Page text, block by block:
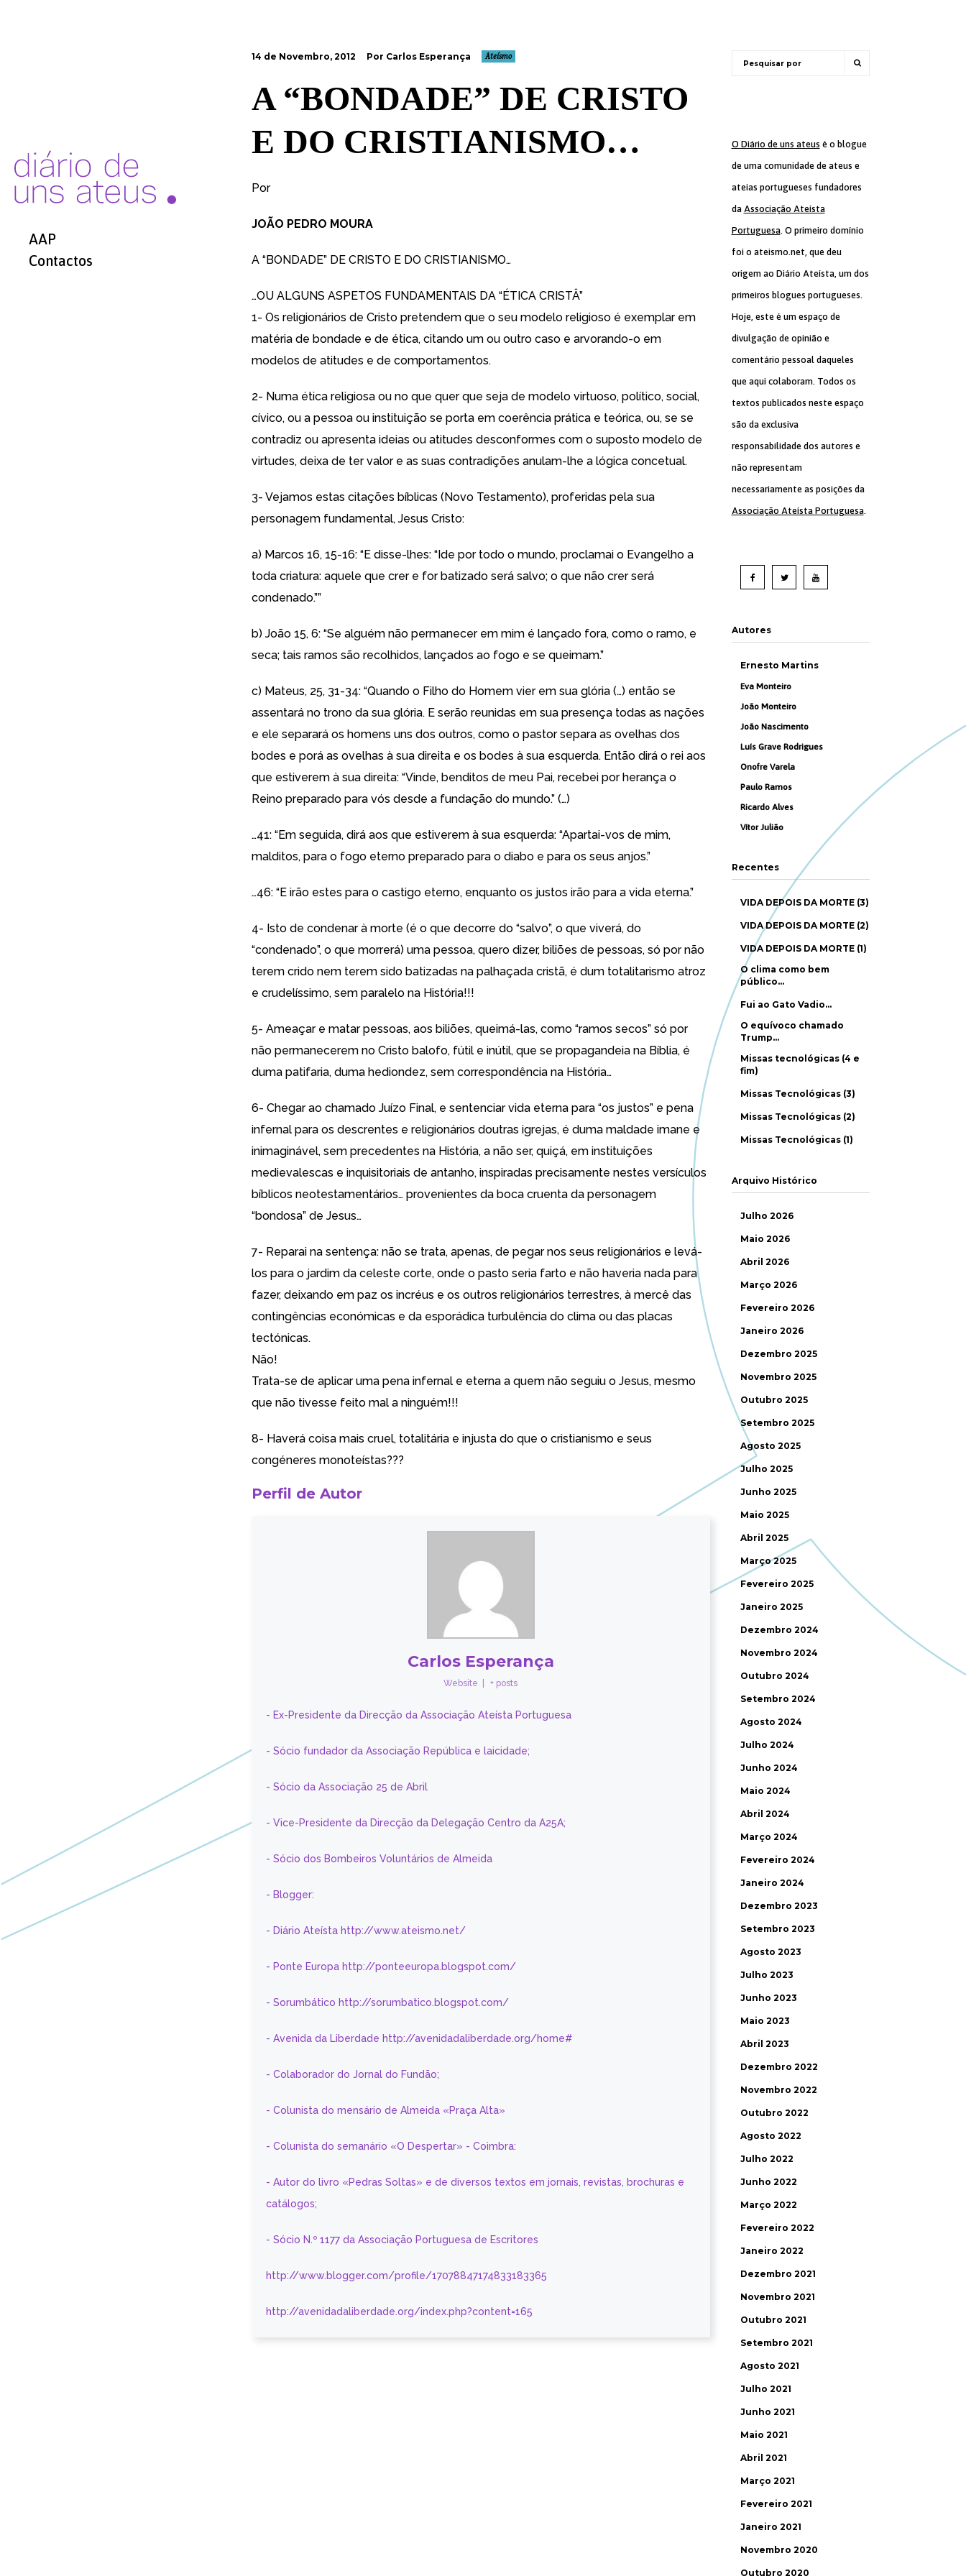
AAP
Contactos
14 de Novembro, 2012 Por Carlos Esperança Ateísmo
A “BONDADE” DE CRISTO
E DO CRISTIANISMO…
Por
JOÃO PEDRO MOURA
A “BONDADE” DE CRISTO E DO CRISTIANISMO…
…OU ALGUNS ASPETOS FUNDAMENTAIS DA “ÉTICA CRISTÂ”
1- Os religionários de Cristo pretendem que o seu modelo religioso é exemplar em
matéria de bondade e de ética, citando um ou outro caso e arvorando-o em
modelos de atitudes e de comportamentos.
2- Numa ética religiosa ou no que quer que seja de modelo virtuoso, político, social,
cívico, ou a pessoa ou instituição se porta em coerência prática e teórica, ou, se se
contradiz ou apresenta ideias ou atitudes desconformes com o suposto modelo de
virtudes, deixa de ter valor e as suas contradições anulam-lhe a lógica concetual.
3- Vejamos estas citações bíblicas (Novo Testamento), proferidas pela sua
personagem fundamental, Jesus Cristo:
a) Marcos 16, 15-16: “E disse-lhes: “Ide por todo o mundo, proclamai o Evangelho a
toda criatura: aquele que crer e for batizado será salvo; o que não crer será
condenado.””
b) João 15, 6: “Se alguém não permanecer em mim é lançado fora, como o ramo, e
seca; tais ramos são recolhidos, lançados ao fogo e se queimam.”
c) Mateus, 25, 31-34: “Quando o Filho do Homem vier em sua glória (…) então se
assentará no trono da sua glória. E serão reunidas em sua presença todas as nações
e ele separará os homens uns dos outros, como o pastor separa as ovelhas dos
bodes e porá as ovelhas à sua direita e os bodes à sua esquerda. Então dirá o rei aos
que estiverem à sua direita: “Vinde, benditos de meu Pai, recebei por herança o
Reino preparado para vós desde a fundação do mundo.” (…)
…41: “Em seguida, dirá aos que estiverem à sua esquerda: “Apartai-vos de mim,
malditos, para o fogo eterno preparado para o diabo e para os seus anjos.”
…46: “E irão estes para o castigo eterno, enquanto os justos irão para a vida eterna.”
4- Isto de condenar à morte (é o que decorre do “salvo”, o que viverá, do
“condenado”, o que morrerá) uma pessoa, quero dizer, biliões de pessoas, só por não
terem crido nem terem sido batizadas na palhaçada cristã, é dum totalitarismo atroz
e crudelíssimo, sem paralelo na História!!!
5- Ameaçar e matar pessoas, aos biliões, queimá-las, como “ramos secos” só por
não permanecerem no Cristo balofo, fútil e inútil, que se propagandeia na Bíblia, é
duma patifaria, duma hediondez, sem correspondência na História…
6- Chegar ao chamado Juízo Final, e sentenciar vida eterna para “os justos” e pena
infernal para os descrentes e religionários doutras igrejas, é duma maldade imane e
inimaginável, sem precedentes na História, a não ser, quiçá, em instituições
medievalescas e inquisitoriais de antanho, inspiradas precisamente nestes versículos
bíblicos neotestamentários… provenientes da boca cruenta da personagem
“bondosa” de Jesus…
7- Reparai na sentença: não se trata, apenas, de pegar nos seus religionários e levá-
los para o jardim da celeste corte, onde o pasto seria farto e não haveria nada para
fazer, deixando em paz os incréus e os outros religionários terrestres, à mercê das
contingências económicas e da esporádica turbulência do clima ou das placas
tectónicas.
Não!
Trata-se de aplicar uma pena infernal e eterna a quem não seguiu o Jesus, mesmo
que não tivesse feito mal a ninguém!!!
8- Haverá coisa mais cruel, totalitária e injusta do que o cristianismo e seus
congéneres monoteístas???
Perfil de Autor
Carlos Esperança
Website + posts
- Ex-Presidente da Direcção da Associação Ateísta Portuguesa
- Sócio fundador da Associação República e laicidade;
- Sócio da Associação 25 de Abril
- Vice-Presidente da Direcção da Delegação Centro da A25A;
- Sócio dos Bombeiros Voluntários de Almeida
- Blogger:
- Diário Ateísta http://www.ateismo.net/
- Ponte Europa http://ponteeuropa.blogspot.com/
- Sorumbático http://sorumbatico.blogspot.com/
- Avenida da Liberdade http://avenidadaliberdade.org/home#
- Colaborador do Jornal do Fundão;
- Colunista do mensário de Almeida «Praça Alta»
- Colunista do semanário «O Despertar» - Coimbra:
- Autor do livro «Pedras Soltas» e de diversos textos em jornais, revistas, brochuras e
catálogos;
- Sócio N.º 1177 da Associação Portuguesa de Escritores
http://www.blogger.com/profile/17078847174833183365
http://avenidadaliberdade.org/index.php?content=165
O Diário de uns ateus é o blogue
de uma comunidade de ateus e
ateias portugueses fundadores
da Associação Ateísta
Portuguesa. O primeiro domínio
foi o ateismo.net, que deu
origem ao Diário Ateísta, um dos
primeiros blogues portugueses.
Hoje, este é um espaço de
divulgação de opinião e
comentário pessoal daqueles
que aqui colaboram. Todos os
textos publicados neste espaço
são da exclusiva
responsabilidade dos autores e
não representam
necessariamente as posições da
Associação Ateísta Portuguesa.
Autores
Ernesto Martins
Eva Monteiro
João Monteiro
João Nascimento
Luís Grave Rodrigues
Onofre Varela
Paulo Ramos
Ricardo Alves
Vítor Julião
Recentes
VIDA DEPOIS DA MORTE (3)
VIDA DEPOIS DA MORTE (2)
VIDA DEPOIS DA MORTE (1)
O clima como bem
público…
Fui ao Gato Vadio…
O equívoco chamado
Trump…
Missas tecnológicas (4 e
fim)
Missas Tecnológicas (3)
Missas Tecnológicas (2)
Missas Tecnológicas (1)
Arquivo Histórico
Julho 2026
Maio 2026
Abril 2026
Março 2026
Fevereiro 2026
Janeiro 2026
Dezembro 2025
Novembro 2025
Outubro 2025
Setembro 2025
Agosto 2025
Julho 2025
Junho 2025
Maio 2025
Abril 2025
Março 2025
Fevereiro 2025
Janeiro 2025
Dezembro 2024
Novembro 2024
Outubro 2024
Setembro 2024
Agosto 2024
Julho 2024
Junho 2024
Maio 2024
Abril 2024
Março 2024
Fevereiro 2024
Janeiro 2024
Dezembro 2023
Setembro 2023
Agosto 2023
Julho 2023
Junho 2023
Maio 2023
Abril 2023
Dezembro 2022
Novembro 2022
Outubro 2022
Agosto 2022
Julho 2022
Junho 2022
Março 2022
Fevereiro 2022
Janeiro 2022
Dezembro 2021
Novembro 2021
Outubro 2021
Setembro 2021
Agosto 2021
Julho 2021
Junho 2021
Maio 2021
Abril 2021
Março 2021
Fevereiro 2021
Janeiro 2021
Novembro 2020
Outubro 2020